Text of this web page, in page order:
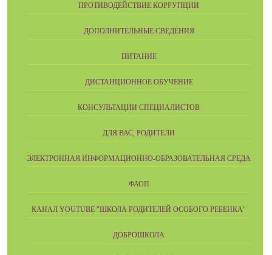
ПРОТИВОДЕЙСТВИЕ КОРРУПЦИИ
ДОПОЛНИТЕЛЬНЫЕ СВЕДЕНИЯ
ПИТАНИЕ
ДИСТАНЦИОННОЕ ОБУЧЕНИЕ
КОНСУЛЬТАЦИИ СПЕЦИАЛИСТОВ
ДЛЯ ВАС, РОДИТЕЛИ
ЭЛЕКТРОННАЯ ИНФОРМАЦИОННО-ОБРАЗОВАТЕЛЬНАЯ СРЕДА
ФАОП
КАНАЛ YOUTUBE "ШКОЛА РОДИТЕЛЕЙ ОСОБОГО РЕБЕНКА"
ДОБРОШКОЛА